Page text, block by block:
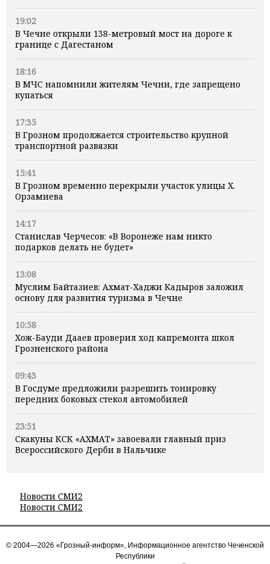
19:02
В Чечне открыли 138-метровый мост на дороге к
границе с Дагестаном
18:16
В МЧС напомнили жителям Чечни, где запрещено
купаться
17:35
В Грозном продолжается строительство крупной
транспортной развязки
15:41
В Грозном временно перекрыли участок улицы Х.
Орзамиева
14:17
Станислав Черчесов: «В Воронеже нам никто
подарков делать не будет»
13:08
Муслим Байтазиев: Ахмат-Хаджи Кадыров заложил
основу для развития туризма в Чечне
10:58
Хож-Бауди Дааев проверил ход капремонта школ
Грозненского района
09:43
В Госдуме предложили разрешить тонировку
передних боковых стекол автомобилей
23:51
Скакуны КСК «АХМАТ» завоевали главный приз
Всероссийского Дерби в Нальчике
Новости СМИ2
Новости СМИ2
© 2004—2026 «Грозный-информ», Информационное агентство Чеченской
Республики